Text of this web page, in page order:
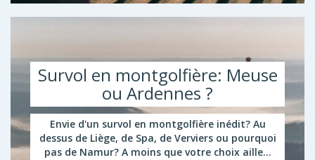
Survol en montgolfière: Meuse
ou Ardennes ?
Envie d'un survol en montgolfière inédit? Au
dessus de Liège, de Spa, de Verviers ou pourquoi
pas de Namur? A moins que votre choix aille...